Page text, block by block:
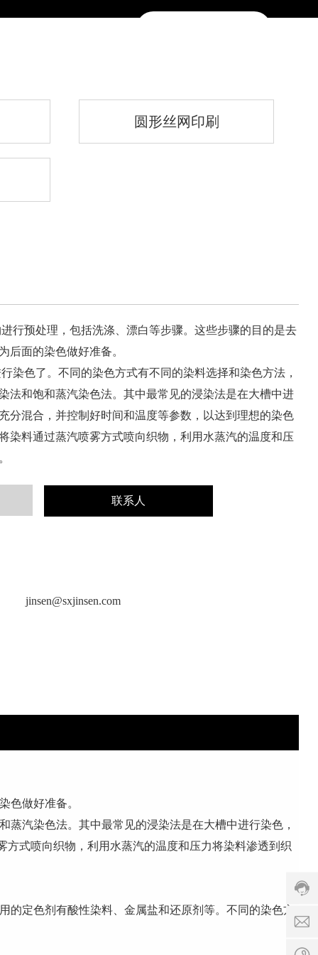
圆形丝网印刷
行预处理，包括洗涤、漂白等步骤。这些步骤的目的是去
后面的染色做好准备。
染色了。不同的染色方式有不同的染料选择和染色方法，
法和饱和蒸汽染色法。其中最常见的浸染法是在大槽中进
分混合，并控制好时间和温度等参数，以达到理想的染色
染料通过蒸汽喷雾方式喷向织物，利用水蒸汽的温度和压
联系人
jinsen@sxjinsen.com
色做好准备。
汽染色法。其中最常见的浸染法是在大槽中进行染色，
式喷向织物，利用水蒸汽的温度和压力将染料渗透到织
定色剂有酸性染料、金属盐和还原剂等。不同的染色方
服
时
间:
8:00